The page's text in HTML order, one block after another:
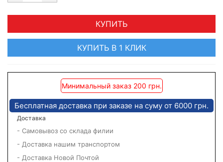
КУПИТЬ
КУПИТЬ В 1 КЛИК
Минимальный заказ 200 грн.
Бесплатная доставка при заказе на суму от 6000 грн.
Доставка
- Самовывоз со склада филии
- Доставка нашим транспортом
- Доставка Новой Почтой